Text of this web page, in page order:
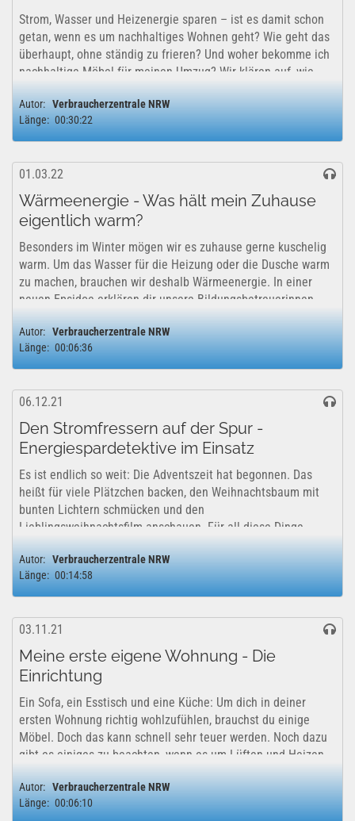
Strom, Wasser und Heizenergie sparen – ist es damit schon
getan, wenn es um nachhaltiges Wohnen geht? Wie geht das
überhaupt, ohne ständig zu frieren? Und woher bekomme ich
nachhaltige Möbel für meinen Umzug? Wir klären auf, wie
man sich in den eigenen...
Autor: Verbraucherzentrale NRW
Länge: 00:30:22
01.03.22
Wärmeenergie - Was hält mein Zuhause
eigentlich warm?
Besonders im Winter mögen wir es zuhause gerne kuschelig
warm. Um das Wasser für die Heizung oder die Dusche warm
zu machen, brauchen wir deshalb Wärmeenergie. In einer
neuen Epsidoe erklären dir unsere Bildungsbetreuerinnen,
was Wärmeenergie ist und...
Autor: Verbraucherzentrale NRW
Länge: 00:06:36
06.12.21
Den Stromfressern auf der Spur -
Energiespardetektive im Einsatz
Es ist endlich so weit: Die Adventszeit hat begonnen. Das
heißt für viele Plätzchen backen, den Weihnachtsbaum mit
bunten Lichtern schmücken und den
Lieblingsweihnachtsfilm anschauen. Für all diese Dinge
brauchen wir Strom. Sogar mehr als sonst im Jahr....
Autor: Verbraucherzentrale NRW
Länge: 00:14:58
03.11.21
Meine erste eigene Wohnung - Die
Einrichtung
Ein Sofa, ein Esstisch und eine Küche: Um dich in deiner
ersten Wohnung richtig wohlzufühlen, brauchst du einige
Möbel. Doch das kann schnell sehr teuer werden. Noch dazu
gibt es einiges zu beachten, wenn es um Lüften und Heizen
geht. In der dritten...
Autor: Verbraucherzentrale NRW
Länge: 00:06:10